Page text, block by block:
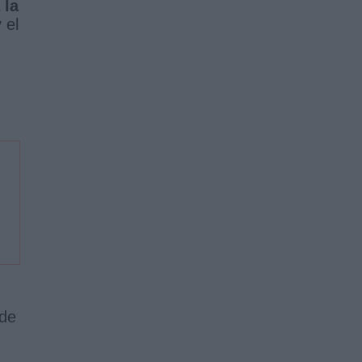
la
el